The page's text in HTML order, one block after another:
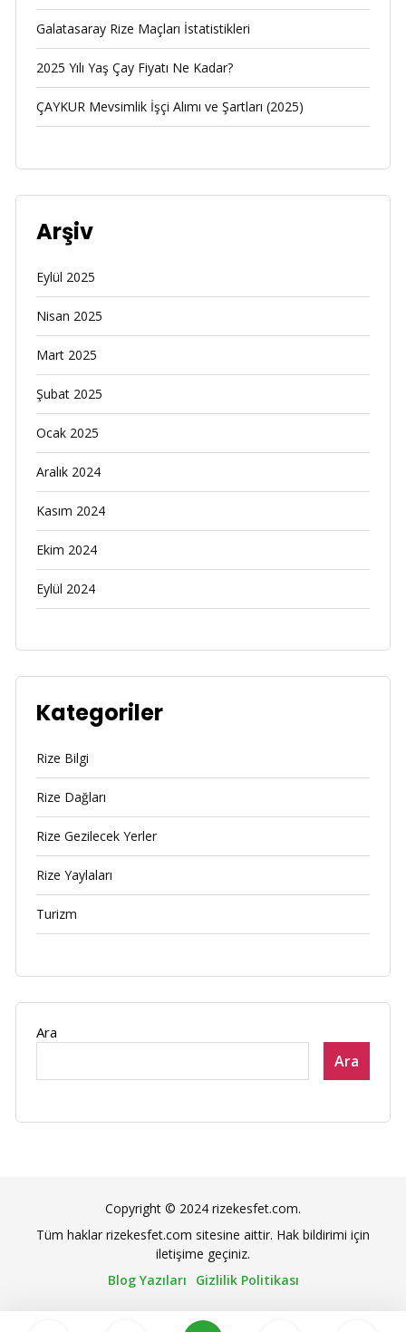
Galatasaray Rize Maçları İstatistikleri
2025 Yılı Yaş Çay Fiyatı Ne Kadar?
ÇAYKUR Mevsimlik İşçi Alımı ve Şartları (2025)
Arşiv
Eylül 2025
Nisan 2025
Mart 2025
Şubat 2025
Ocak 2025
Aralık 2024
Kasım 2024
Ekim 2024
Eylül 2024
Kategoriler
Rize Bilgi
Rize Dağları
Rize Gezilecek Yerler
Rize Yaylaları
Turizm
Ara
Ara
Copyright © 2024 rizekesfet.com.
Tüm haklar rizekesfet.com sitesine aittir. Hak bildirimi için
iletişime geçiniz.
Blog Yazıları
Gizlilik Politikası